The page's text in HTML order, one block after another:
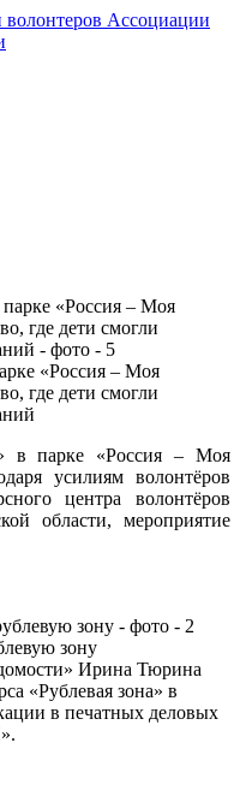
«Россия – Моя
где дети смогли
в парке «Россия – Моя
усилиям волонтёров
центра волонтёров
области, мероприятие
зону
Ирина Тюрина
«Рублевая зона» в
в печатных деловых